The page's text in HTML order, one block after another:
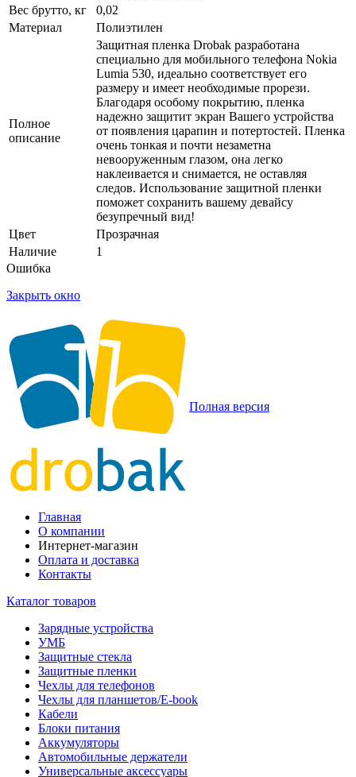
Вес брутто, кг
0,02
Материал
Полиэтилен
Полное
описание
Защитная пленка Drobak разработана
специально для мобильного телефона Nokia
Lumia 530, идеально соответствует его
размеру и имеет необходимые прорези.
Благодаря особому покрытию, пленка
надежно защитит экран Вашего устройства
от появления царапин и потертостей. Пленка
очень тонкая и почти незаметна
невооруженным глазом, она легко
наклеивается и снимается, не оставляя
следов. Использование защитной пленки
поможет сохранить вашему девайсу
безупречный вид!
Цвет
Прозрачная
Наличие
1
Ошибка
Закрыть окно
Полная версия
Главная
О компании
Интернет-магазин
Оплата и доставка
Контакты
Каталог товаров
Зарядные устройства
УМБ
Защитные стекла
Защитные пленки
Чехлы для телефонов
Чехлы для планшетов/E-book
Кабели
Блоки питания
Аккумуляторы
Автомобильные держатели
Универсальные аксессуары